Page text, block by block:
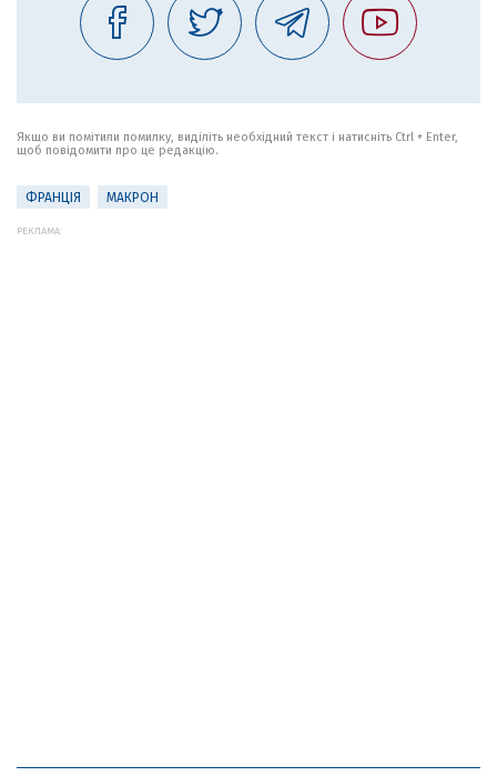
Якщо ви помітили помилку, виділіть необхідний текст і натисніть Ctrl + Enter,
щоб повідомити про це редакцію.
ФРАНЦІЯ МАКРОН
РЕКЛАМА: